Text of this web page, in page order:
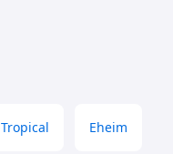
Tropical Eheim